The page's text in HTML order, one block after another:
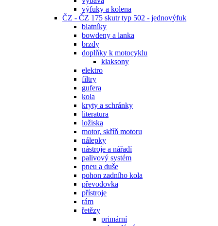
výfuky a kolena
ČZ - ČZ 175 skutr typ 502 - jednovýfuk
blatníky
bowdeny a lanka
brzdy
doplňky k motocyklu
klaksony
elektro
filtry
gufera
kola
kryty a schránky
literatura
ložiska
motor, skříň motoru
nálepky
nástroje a nářadí
palivový systém
pneu a duše
pohon zadního kola
převodovka
přístroje
rám
řetězy
primární